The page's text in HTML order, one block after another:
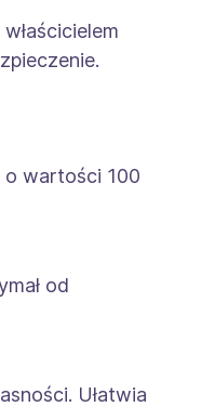
o wartości 100
od
Ułatwia